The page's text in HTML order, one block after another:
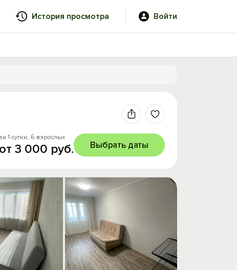
История просмотра Войти
1 сутки, 6 взрослых
от 3 000 руб. Выбрать даты